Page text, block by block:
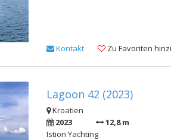
Kontakt Zu Favoriten
Lagoon 42 (2023)
Kroatien
2023
12,8 m
Istion Yachting